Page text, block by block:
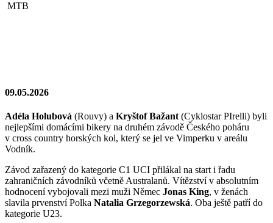
MTB
09.05.2026
Adéla Holubová (Rouvy) a Kryštof Bažant (Cyklostar PIrelli) byli
nejlepšími domácími bikery na druhém závodě Českého poháru
v cross country horských kol, který se jel ve Vimperku v areálu
Vodník.
Závod zařazený do kategorie C1 UCI přilákal na start i řadu
zahraničních závodníků včetně Australanů. Vítězství v absolutním
hodnocení vybojovali mezi muži Němec Jonas King, v ženách
slavila prvenství Polka Natalia Grzegorzewská. Oba ještě patří do
kategorie U23.